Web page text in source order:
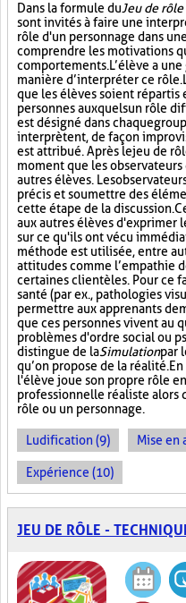
Dans la formule duJeu de
sont invités à faire une
rôle d'un personnage dans
comprendre les motivations
comportements. L’élève a
manière d’interpréter ce
que les élèves soient répartis
personnes auxquels un rôle
est désigné dans chaque
interprètent, de façon
est attribué. Après le jeu de
moment que les
autres élèves. Les
précis et soumettre des
cette étape de la discussion.
aux autres élèves d'exprimer
sur ce qu'ils ont vécu
méthode est utilisée, entre
attitudes comme l’empathie
certaines clientèles. Pour ce
santé (par ex., pathologies
permettre aux apprenants de
que ces personnes vivent au
problèmes d'ordre social ou
distingue de laSimulationpar
qu’on propose de la réalité.
l'élève joue son propre rôle
professionnelle réaliste alors
rôle ou un personnage.
Ludification (9) Mise en
Expérience (10)
JEU DE RÔLE -